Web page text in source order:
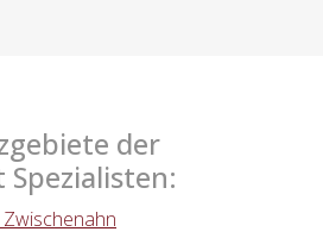
der
Spezialisten: